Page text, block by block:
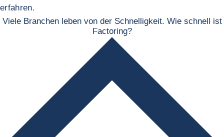
erfahren.
Viele Branchen leben von der Schnelligkeit. Wie schnell ist
Factoring?